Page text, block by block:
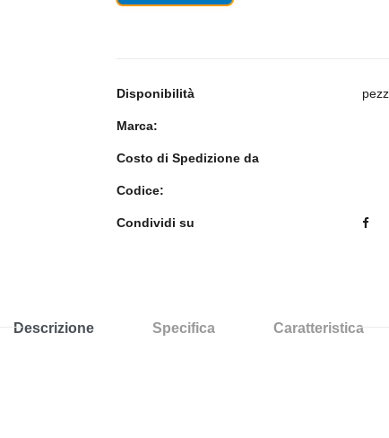
Disponibilità
Marca:
Costo di Spedizione da
Codice:
Condividi su
Descrizione Specifica Caratteristica